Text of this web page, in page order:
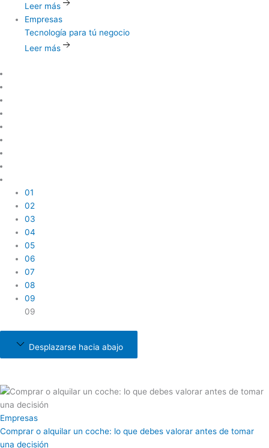
Leer más
Empresas
Tecnología para tú negocio
Leer más
01
02
03
04
05
06
07
08
09
09
Desplazarse hacia abajo
Empresas
Comprar o alquilar un coche: lo que debes valorar antes de tomar
una decisión